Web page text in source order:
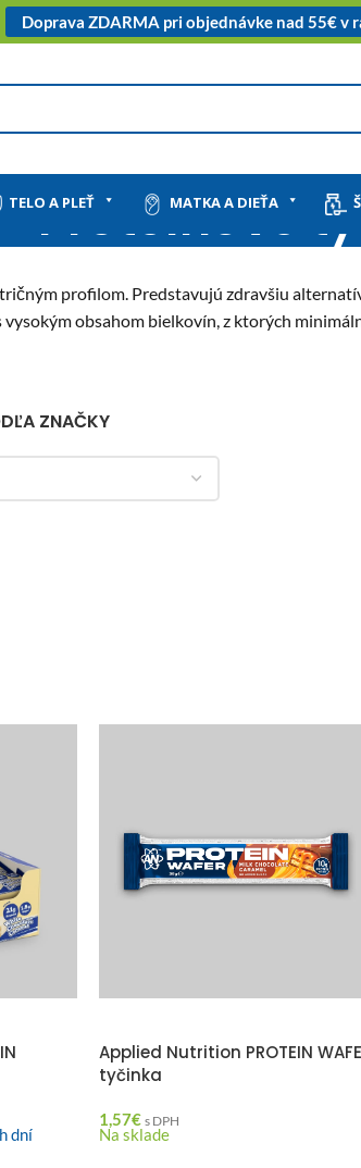
Doprava ZDARMA pri objednávke nad 55€ v
TELO A PLEŤ MATKA A DIEŤA
Proteínové
profilom. Predstavujú zdravšiu
obsahom bielkovín, z ktorých
ZNAČKY
dní
Applied Nutrition PROTEIN
tyčinka
1,57€ s DPH
Na sklade